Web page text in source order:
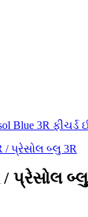
પ્રેસોલ